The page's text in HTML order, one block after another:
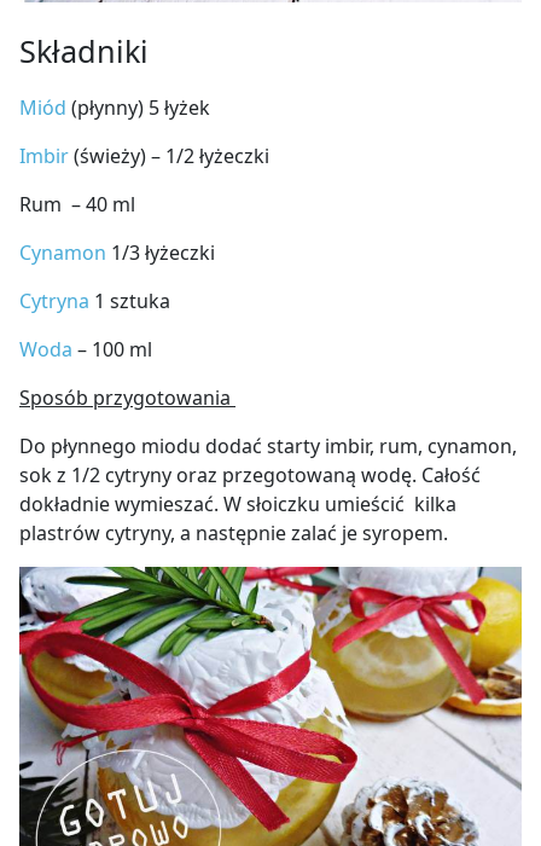
Składniki
Miód (płynny) 5 łyżek
Imbir(świeży) – 1/2 łyżeczki
Rum – 40 ml
Cynamon 1/3 łyżeczki
Cytryna 1 sztuka
Woda – 100 ml
Sposób przygotowania
Do płynnego miodu dodać starty imbir, rum, cynamon,
sok z 1/2 cytryny oraz przegotowaną wodę. Całość
dokładnie wymieszać. W słoiczku umieścić kilka
plastrów cytryny, a następnie zalać je syropem.